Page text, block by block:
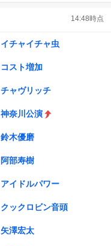
14:48時点
イチャイチャ虫
コスト増加
チャヴリッチ
神奈川公演
鈴木優磨
阿部寿樹
アイドルパワー
クックロビン音頭
矢澤宏太